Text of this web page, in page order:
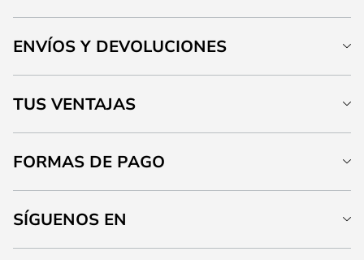
ENVÍOS Y DEVOLUCIONES
TUS VENTAJAS
FORMAS DE PAGO
SÍGUENOS EN